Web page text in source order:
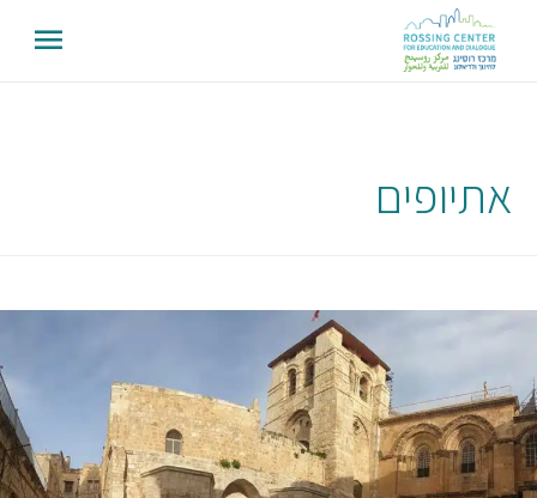
אתיופים